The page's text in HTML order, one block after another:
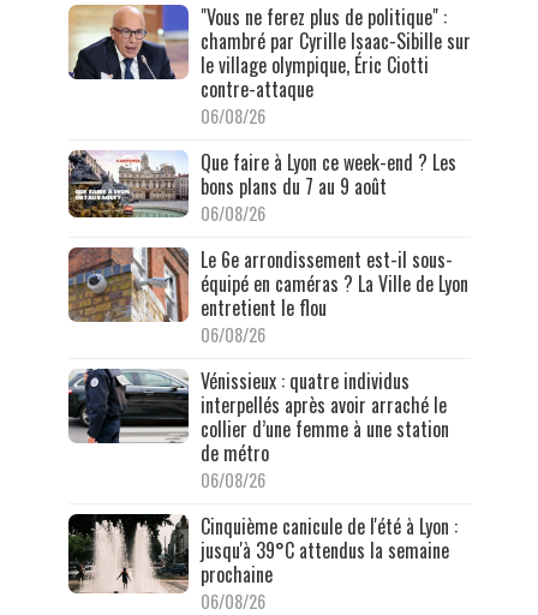
"Vous ne ferez plus de politique" :
chambré par Cyrille Isaac-Sibille sur
le village olympique, Éric Ciotti
contre-attaque
06/08/26
Que faire à Lyon ce week-end ? Les
bons plans du 7 au 9 août
06/08/26
Le 6e arrondissement est-il sous-
équipé en caméras ? La Ville de Lyon
entretient le flou
06/08/26
Vénissieux : quatre individus
interpellés après avoir arraché le
collier d’une femme à une station
de métro
06/08/26
Cinquième canicule de l'été à Lyon :
jusqu'à 39°C attendus la semaine
prochaine
06/08/26